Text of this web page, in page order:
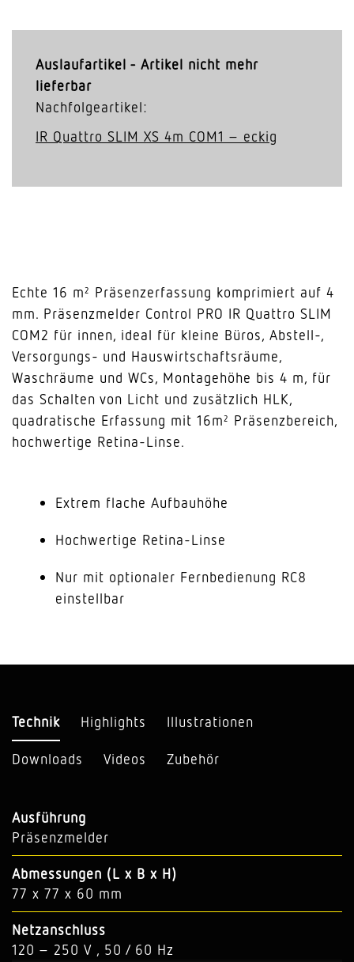
Auslaufartikel - Artikel nicht mehr
lieferbar
Nachfolgeartikel:
IR Quattro SLIM XS 4m COM1 – eckig
Echte 16 m² Präsenzerfassung komprimiert auf 4
mm. Präsenzmelder Control PRO IR Quattro SLIM
COM2 für innen, ideal für kleine Büros, Abstell-,
Versorgungs- und Hauswirtschaftsräume,
Waschräume und WCs, Montagehöhe bis 4 m, für
das Schalten von Licht und zusätzlich HLK,
quadratische Erfassung mit 16m² Präsenzbereich,
hochwertige Retina-Linse.
Extrem flache Aufbauhöhe
Hochwertige Retina-Linse
Nur mit optionaler Fernbedienung RC8
einstellbar
Technik Highlights Illustrationen
Downloads Videos Zubehör
Ausführung
Präsenzmelder
Abmessungen (L x B x H)
77 x 77 x 60 mm
Netzanschluss
120 – 250 V , 50 / 60 Hz